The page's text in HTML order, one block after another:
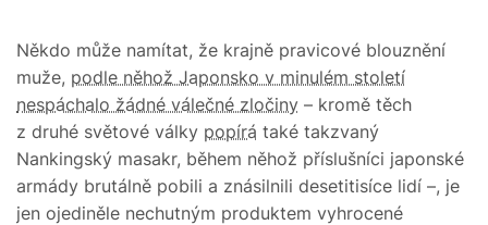
Někdo může namítat, že krajně pravicové blouznění
muže, podle něhož Japonsko v minulém století
nespáchalo žádné válečné zločiny – kromě těch
z druhé světové války popírá také takzvaný
Nankingský masakr, během něhož příslušníci japonské
armády brutálně pobili a znásilnili desetitisíce lidí –, je
jen ojediněle nechutným produktem vyhrocené